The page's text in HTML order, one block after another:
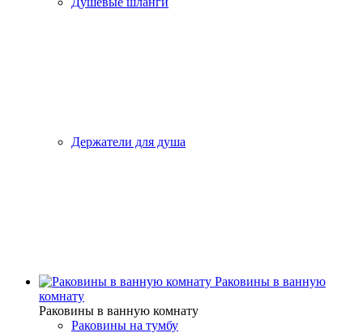
Держатели для душа
Раковины в ванную
комнату
Раковины в ванную комнату
Раковины на тумбу